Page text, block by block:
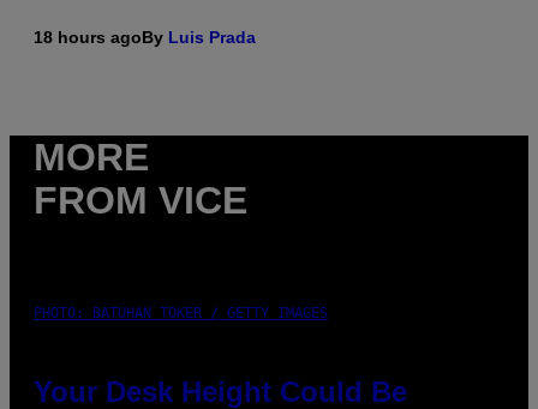
18 hours agoBy Luis Prada
MORE
FROM VICE
PHOTO: BATUHAN TOKER / GETTY IMAGES
Your Desk Height Could Be